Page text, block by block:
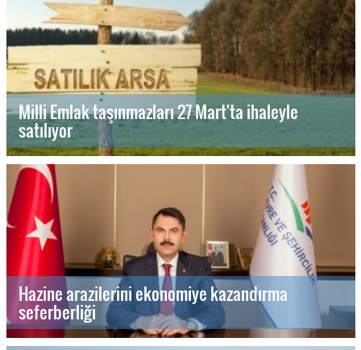
Milli Emlak taşınmazları 27 Mart'ta ihaleyle
satılıyor
Hazine arazilerini ekonomiye kazandırma
seferberliği